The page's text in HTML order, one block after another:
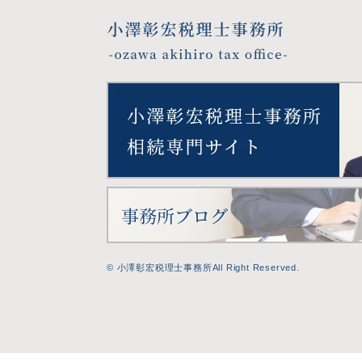
© 小澤彰宏税理士事務所All Right Reserved.